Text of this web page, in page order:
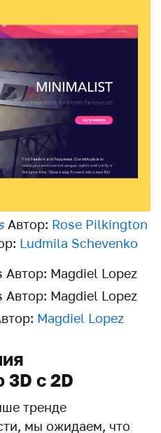
Автор: Rose Pilkington
Ludmila Schevenko
Magdiel Lopez
3D с 2D
тренде
мы ожидаем, что